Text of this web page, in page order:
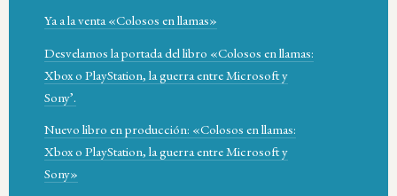
Ya a la venta «Colosos en llamas»
Desvelamos la portada del libro «Colosos en llamas:
Xbox o PlayStation, la guerra entre Microsoft y
Sony’.
Nuevo libro en producción: «Colosos en llamas:
Xbox o PlayStation, la guerra entre Microsoft y
Sony»